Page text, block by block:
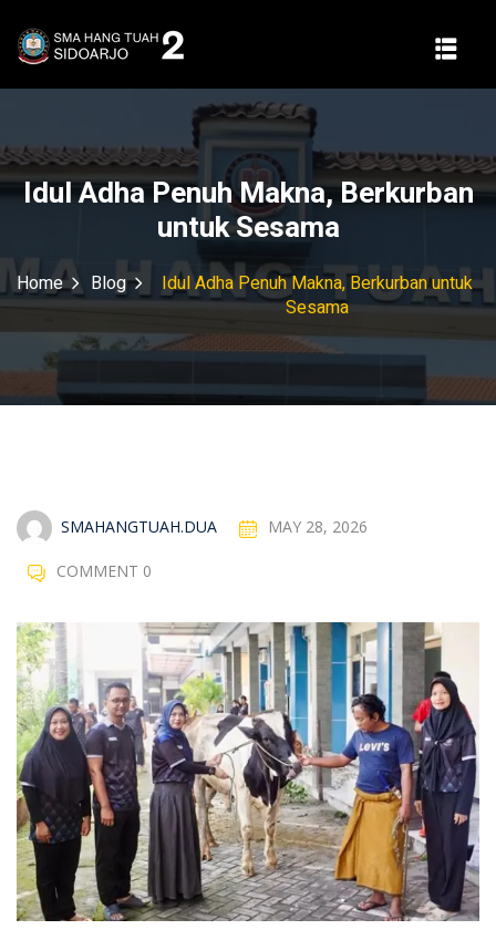
Idul Adha Penuh Makna, Berkurban
untuk Sesama
Home Blog
Idul Adha Penuh Makna, Berkurban untuk
Sesama
SMAHANGTUAH.DUA MAY 28, 2026
COMMENT 0